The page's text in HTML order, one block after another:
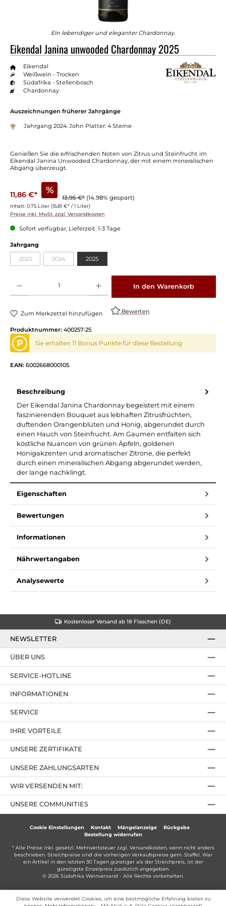
Ein lebendiger und eleganter Chardonnay.
Eikendal Janina unwooded Chardonnay 2025
Eikendal
Weißwein - Trocken
Südafrika - Stellenbosch
Chardonnay
Auszeichnungen früherer Jahrgänge
Jahrgang 2024: John Platter: 4 Sterne
Genießen Sie die erfrischenden Noten von Zitrus und Steinfrucht im
Eikendal Janina Unwooded Chardonnay, der mit einem mineralischen
Abgang überzeugt.
11,86 €* %
13,95 €* (14.98% gespart)
Inhalt: 0.75 Liter (15,81 €* / 1 Liter)
Preise inkl. MwSt. zzgl. Versandkosten
Sofort verfügbar, Lieferzeit: 1-3 Tage
Jahrgang
2023(Diese Option ist zurzeit nicht verfügbar.)
2024(Diese Option ist zurzeit nicht verfügbar.)
2025
In den Warenkorb
Zum Merkzettel hinzufügen Bewerten
Produktnummer: 400257-25
P Sie erhalten 11 Bonus Punkte für diese Bestellung
EAN: 6002668000105
Beschreibung
Der Eikendal Janina Chardonnay begeistert mit einem
faszinierenden Bouquet aus lebhaften Zitrusfrüchten,
duftenden Orangenblüten und Honig, abgerundet durch
einen Hauch von Steinfrucht. Am Gaumen entfalten sich
köstliche Nuancen von grünen Äpfeln, goldenen
Honigakzenten und aromatischer Zitrone, die perfekt
durch einen mineralischen Abgang abgerundet werden,
der lange nachklingt.
Eigenschaften
Bewertungen
Informationen
Nährwertangaben
Analysewerte
Kostenloser Versand ab 18 Flaschen (DE)
NEWSLETTER
SERVICE-HOTLINE
IHRE VORTEILE
UNSERE ZAHLUNGSARTEN
ÜBER UNS
UNSERE ZERTIFIKATE
INFORMATIONEN
SERVICE
UNSERE COMMUNITIES
WIR VERSENDEN MIT:
Cookie Einstellungen Kontakt Mängelanzeige
Rückgabe
Bestellung widerrufen
* Alle Preise inkl. gesetzl. Mehrwertsteuer zzgl. Versandkosten, wenn nicht anders
beschrieben. Streichpreise sind die vorherigen Verkaufspreise gem. Staffel. War
ein Artikel in den letzten 30 Tagen günstiger als der Streichpreis, ist der
günstigste Einzelpreis zusätzlich angegeben.
© 2026 Südafrika Weinversand - Alle Rechte vorbehalten.
Diese Website verwendet Cookies, um eine bestmögliche Erfahrung bieten zu